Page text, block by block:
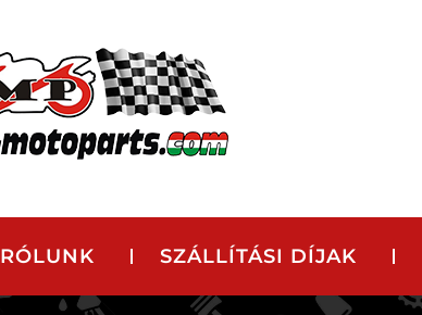
RÓLUNK SZÁLLÍTÁSI DÍJAK